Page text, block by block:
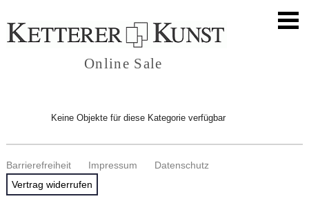
Online Sale
Keine Objekte für diese Kategorie verfügbar
Barrierefreiheit Impressum
Datenschutz
Vertrag widerrufen